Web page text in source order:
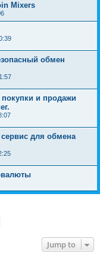
Mixers
обмен
и продажи
для обмена
Jump to